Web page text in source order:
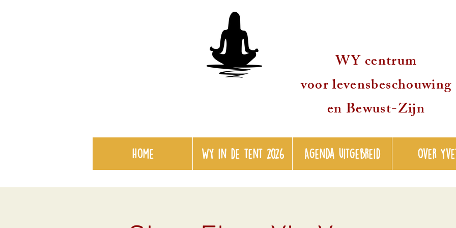
WY centrum
voor levensbeschouwing
en Bewust-Zijn
Home WY in de tent 2026 Agenda uitgebreid over